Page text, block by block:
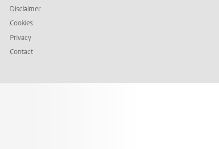
Disclaimer
Cookies
Privacy
Contact